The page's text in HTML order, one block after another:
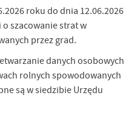
roku do dnia 12.06.2026
szacowanie strat w
przez grad.
danych osobowych
rolnych spowodowanych
są w siedzibie Urzędu
z jaką odwiedzane są nasze
serwisów internetowych pod
są przetwarzane w formie
gwarantuje dostępność wszystkich
prezentujemy Ci najciekawsze
prezentowania Ci naszych
dotyczących przeglądanej
podmiotów trzecich lub firm